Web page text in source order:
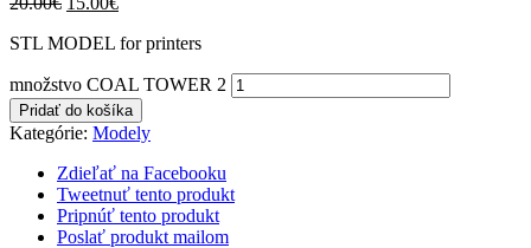
STL MODEL for printers
množstvo COAL TOWER 2
Pridať do košíka
Kategórie: Modely
Zdieľať na Facebooku
Tweetnuť tento produkt
Pripnúť tento produkt
Poslať produkt mailom